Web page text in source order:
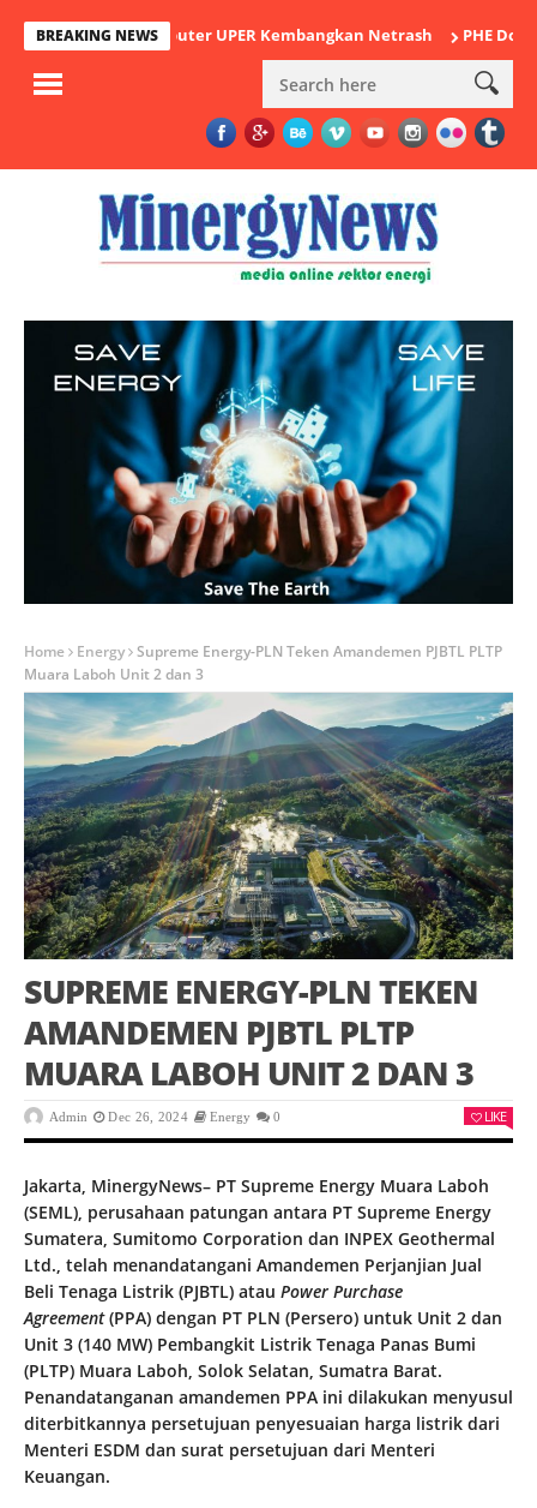
BREAKING NEWS
Ilmu Komputer UPER Kembangkan Netrash PHE Dorong
Home Energy Supreme Energy-PLN Teken Amandemen PJBTL PLTP
Muara Laboh Unit 2 dan 3
SUPREME ENERGY-PLN TEKEN
AMANDEMEN PJBTL PLTP
MUARA LABOH UNIT 2 DAN 3
Admin Dec 26, 2024 Energy 0 LIKE
Jakarta, MinergyNews– PT Supreme Energy Muara Laboh
(SEML), perusahaan patungan antara PT Supreme Energy
Sumatera, Sumitomo Corporation dan INPEX Geothermal
Ltd., telah menandatangani Amandemen Perjanjian Jual
Beli Tenaga Listrik (PJBTL) atau Power Purchase
Agreement(PPA) dengan PT PLN (Persero) untuk Unit 2 dan
Unit 3 (140 MW) Pembangkit Listrik Tenaga Panas Bumi
(PLTP) Muara Laboh, Solok Selatan, Sumatra Barat.
Penandatanganan amandemen PPA ini dilakukan menyusul
diterbitkannya persetujuan penyesuaian harga listrik dari
Menteri ESDM dan surat persetujuan dari Menteri
Keuangan.